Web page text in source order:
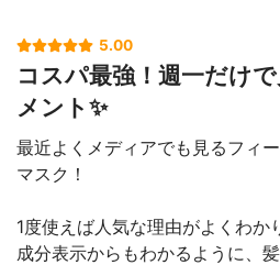
5.00
コスパ最強！週一だけ
メント✨
最近よくメディアでも見るフィ
マスク！
1度使えば人気な理由がよくわか
成分表示からもわかるように、